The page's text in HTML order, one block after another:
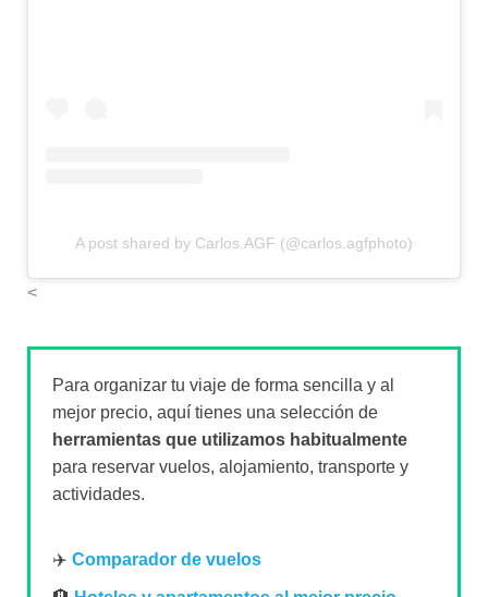
A post shared by Carlos.AGF (@carlos.agfphoto)
<
Para organizar tu viaje de forma sencilla y al
mejor precio, aquí tienes una selección de
herramientas que utilizamos habitualmente
para reservar vuelos, alojamiento, transporte y
actividades.
✈️ Comparador de vuelos